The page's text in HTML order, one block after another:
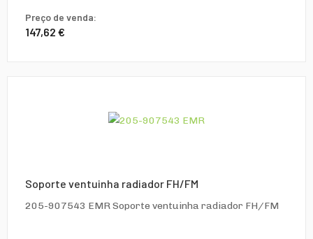
Preço de venda:
147,62 €
Soporte ventuinha radiador FH/FM
205-907543 EMR Soporte ventuinha radiador FH/FM